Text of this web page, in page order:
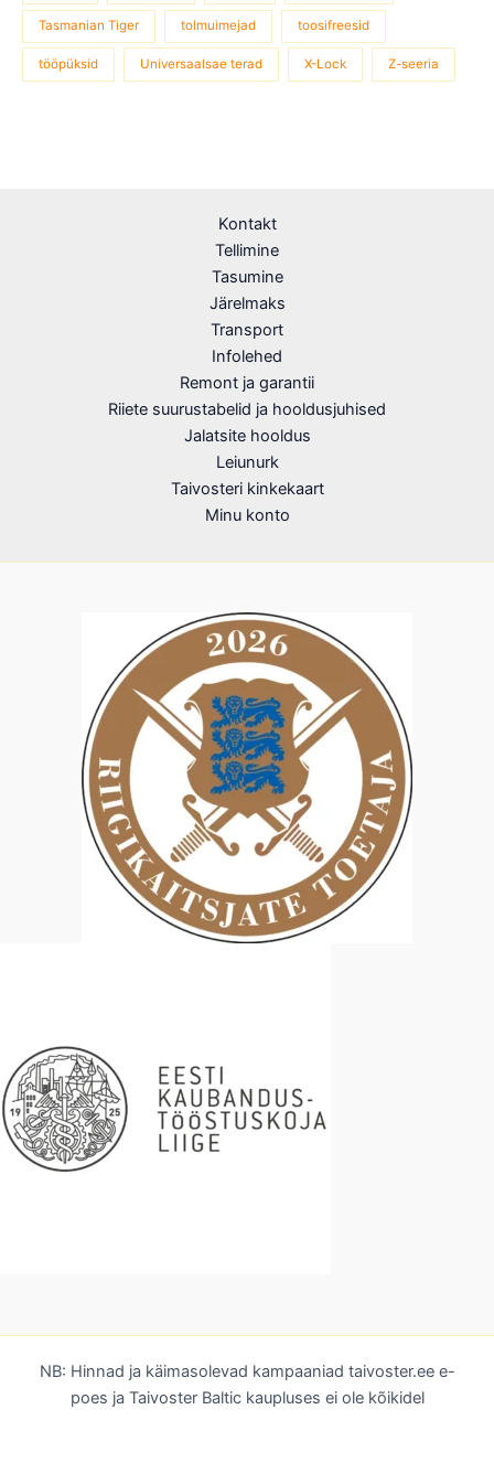
Tasmanian Tiger tolmuimejad toosifreesid
tööpüksid Universaalsae terad X-Lock Z-seeria
Kontakt
Tellimine
Tasumine
Järelmaks
Transport
Infolehed
Remont ja garantii
Riiete suurustabelid ja hooldusjuhised
Jalatsite hooldus
Leiunurk
Taivosteri kinkekaart
Minu konto
NB: Hinnad ja käimasolevad kampaaniad taivoster.ee e-
poes ja Taivoster Baltic kaupluses ei ole kõikidel